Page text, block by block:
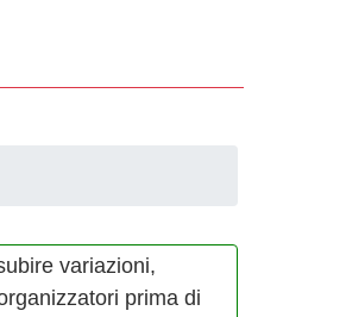
variazioni,
prima di